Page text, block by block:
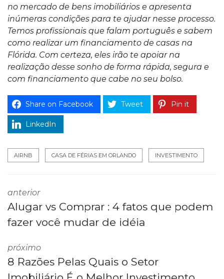
no mercado de bens imobiliários e apresenta
inúmeras condições para te ajudar nesse processo.
Temos profissionais que falam português e sabem
como realizar um financiamento de casas na
Flórida. Com certeza, eles irão te apoiar na
realização desse sonho de forma rápida, segura e
com financiamento que cabe no seu bolso.
Share on Facebook Tweet Pin it
LinkedIn
AIRNB CASA DE FÉRIAS EM ORLANDO INVESTIMENTO
anterior
Alugar vs Comprar : 4 fatos que podem
fazer você mudar de idéia
próximo
8 Razões Pelas Quais o Setor